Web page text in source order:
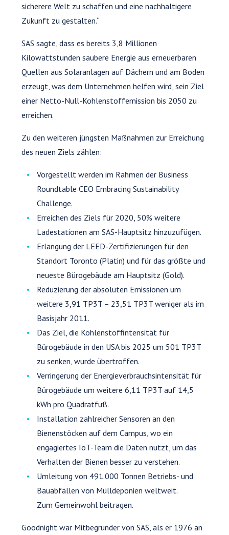
sicherere Welt zu schaffen und eine nachhaltigere
Zukunft zu gestalten.“
SAS sagte, dass es bereits 3,8 Millionen
Kilowattstunden saubere Energie aus erneuerbaren
Quellen aus Solaranlagen auf Dächern und am Boden
erzeugt, was dem Unternehmen helfen wird, sein Ziel
einer Netto-Null-Kohlenstoffemission bis 2050 zu
erreichen.
Zu den weiteren jüngsten Maßnahmen zur Erreichung
des neuen Ziels zählen:
Vorgestellt werden im Rahmen der Business
Roundtable CEO Embracing Sustainability
Challenge.
Erreichen des Ziels für 2020, 50% weitere
Ladestationen am SAS-Hauptsitz hinzuzufügen.
Erlangung der LEED-Zertifizierungen für den
Standort Toronto (Platin) und für das größte und
neueste Bürogebäude am Hauptsitz (Gold).
Reduzierung der absoluten Emissionen um
weitere 3,91 TP3T – 23,51 TP3T weniger als im
Basisjahr 2011.
Das Ziel, die Kohlenstoffintensität für
Bürogebäude in den USA bis 2025 um 501 TP3T
zu senken, wurde übertroffen.
Verringerung der Energieverbrauchsintensität für
Bürogebäude um weitere 6,11 TP3T auf 14,5
kWh pro Quadratfuß.
Installation zahlreicher Sensoren an den
Bienenstöcken auf dem Campus, wo ein
engagiertes IoT-Team die Daten nutzt, um das
Verhalten der Bienen besser zu verstehen.
Umleitung von 491.000 Tonnen Betriebs- und
Bauabfällen von Mülldeponien weltweit.
Zum Gemeinwohl beitragen.
Goodnight war Mitbegründer von SAS, als er 1976 an